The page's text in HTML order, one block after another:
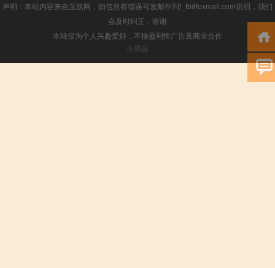
声明：本站内容来自互联网，如信息有错误可发邮件到f_fb#foxmail.com说明，我们
会及时纠正，谢谢
本站仅为个人兴趣爱好，不接盈利性广告及商业合作
小男孩